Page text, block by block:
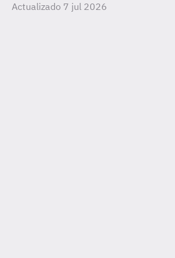
Actualizado 7 jul 2026